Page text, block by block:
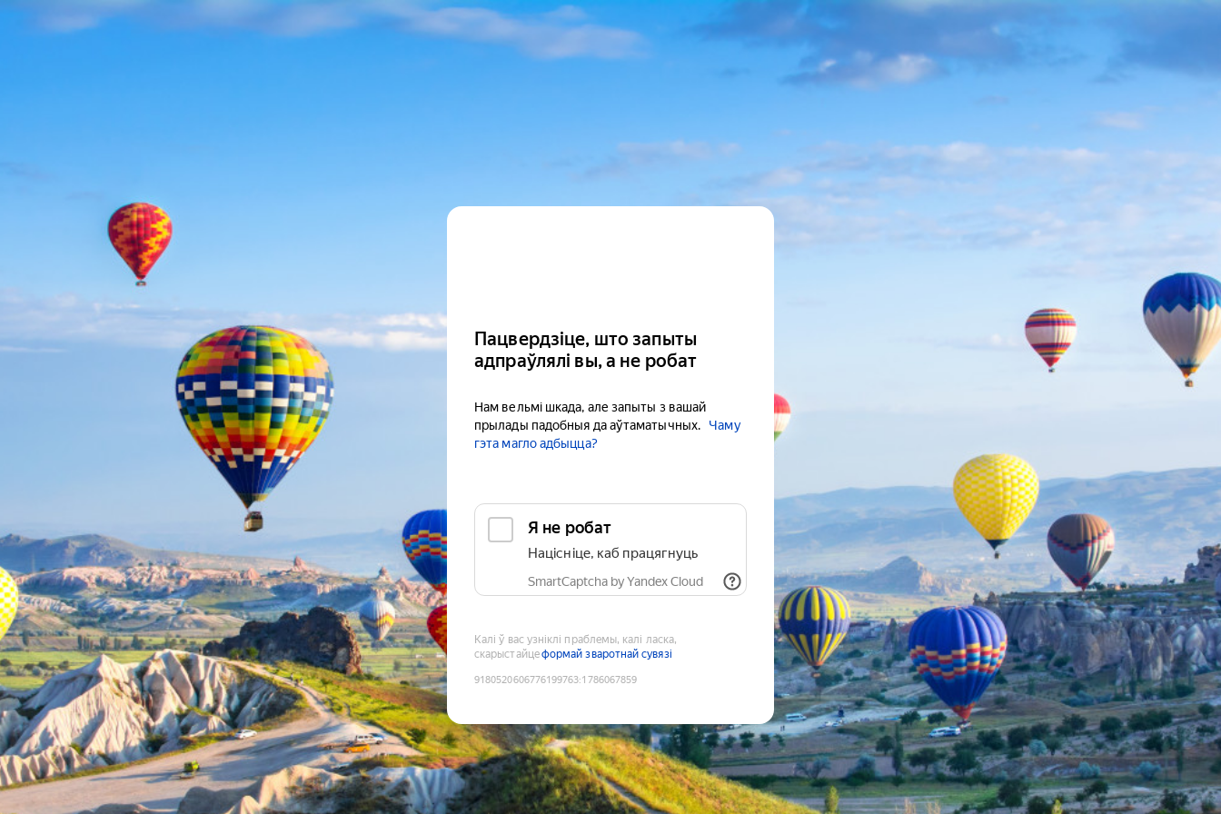
Пацвердзіце, што запыты
адпраўлялі вы, а не робат
Нам вельмі шкада, але запыты з вашай
прылады падобныя да аўтаматычных.
Чаму
гэта магло адбыцца?
Я не робат
Націсніце, каб працягнуць
SmartCaptcha by Yandex Cloud
Калі ў вас узніклі праблемы, калі ласка,
скарыстайцеформай зваротнай сувязі
9180520606776199763:1786067859